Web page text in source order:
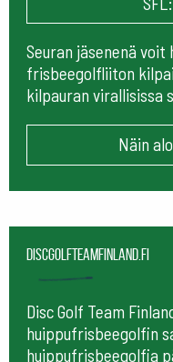
Seuran jäsenenä voit
frisbeegolfliiton
kilpauran virallisissa
Näin
Discgolfteamfinland.fi
Disc Golf Team
huippufrisbeegolfin
huippufrisbeegolfia